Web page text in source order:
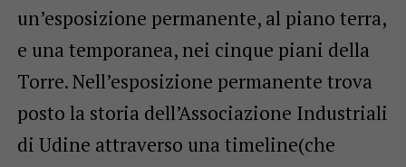
un’esposizione permanente, al piano terra,
e una temporanea, nei cinque piani della
Torre. Nell’esposizione permanente trova
posto la storia dell’Associazione Industriali
di Udine attraverso una timeline(che